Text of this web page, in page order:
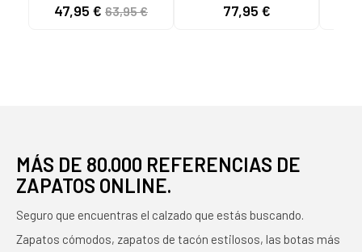
TAN 117715
47,95 € 63,95 €
NEGRAS NEGRO
77,95 €
MÁS DE 80.000 REFERENCIAS DE
ZAPATOS ONLINE.
Seguro que encuentras el calzado que estás buscando.
Zapatos cómodos, zapatos de tacón estilosos, las botas más